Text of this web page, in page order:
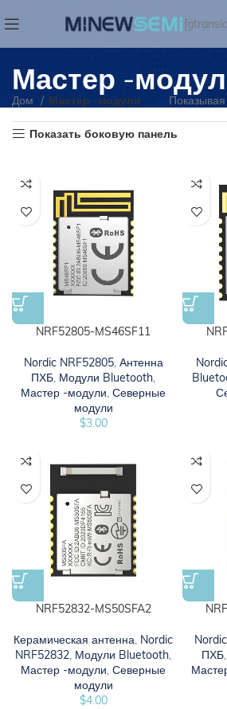
Мастер -
Дом Мастер -модули
Показать боковую панель
NRF52805-MS46SF11
Nordic NRF52805, Антенна
ПХБ, Модули Bluetooth,
Мастер -модули, Северные
модули
$3.00
NRF52832-MS50SFA2
Керамическая антенна, Nordic
NRF52832, Модули Bluetooth,
Мастер -модули, Северные
модули
$4.00
ПХБ,